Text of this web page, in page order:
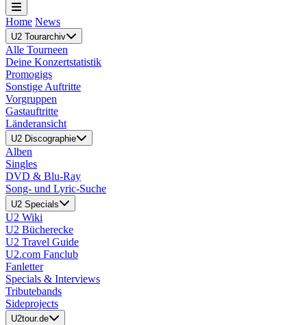
Home News
U2 Tourarchiv
Alle Tourneen
Deine Konzertstatistik
Promogigs
Sonstige Auftritte
Vorgruppen
Gastauftritte
Länderansicht
U2 Discographie
Alben
Singles
DVD & Blu-Ray
Song- und Lyric-Suche
U2 Specials
U2 Wiki
U2 Bücherecke
U2 Travel Guide
U2.com Fanclub
Fanletter
Specials & Interviews
Tributebands
Sideprojects
U2tour.de